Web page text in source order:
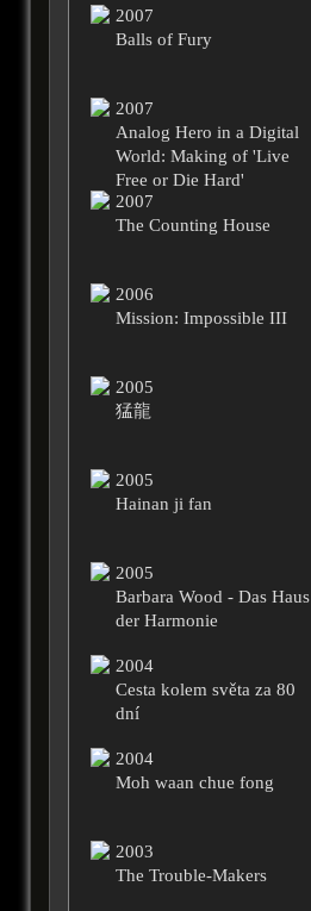
2007
Balls of Fury
2007
Analog Hero in a Digital
World: Making of 'Live
Free or Die Hard'
2007
The Counting House
2006
Mission: Impossible III
2005
猛龍
2005
Hainan ji fan
2005
Barbara Wood - Das Haus
der Harmonie
2004
Cesta kolem světa za 80
dní
2004
Moh waan chue fong
2003
The Trouble-Makers